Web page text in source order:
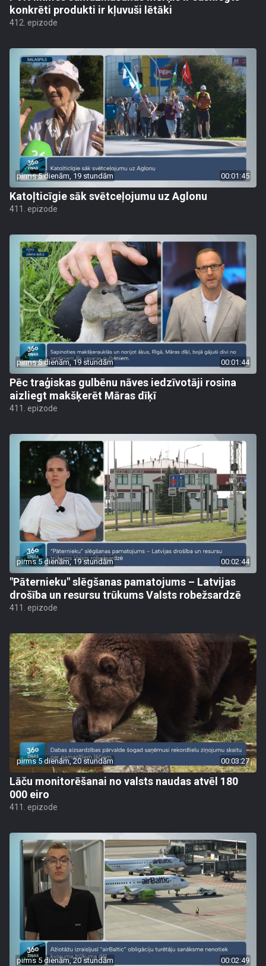
konkrēti produkti ir kļuvuši lētāki
412. epizode
pirms 5 dienām, 19 stundām 00:01:45
Katoļticīgie sāk svētceļojumu uz Aglonu
411. epizode
pirms 5 dienām, 19 stundām 00:01:44
Pēc traģiskas gulbēnu nāves iedzīvotāji rosina
aizliegt makšķerēt Māras dīķī
411. epizode
pirms 5 dienām, 19 stundām 00:02:44
"Pāternieku" slēgšanas pamatojums – Latvijas
drošība un resursu trūkums Valsts robežsardzē
411. epizode
pirms 5 dienām, 20 stundām 00:03:27
Lāču monitorēšanai no valsts naudas atvēl 180
000 eiro
411. epizode
pirms 5 dienām, 20 stundām 00:02:49